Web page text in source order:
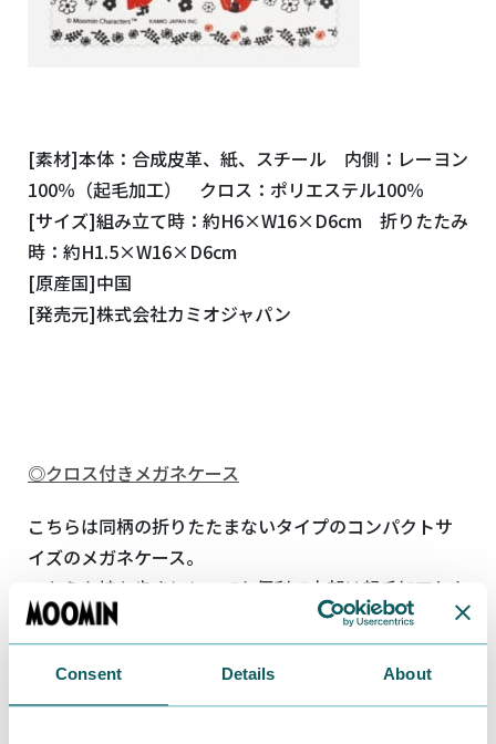
Consent Details About
[素材]本体：合成皮革、紙、スチール 内側：レーヨン
100％（起毛加工） クロス：ポリエステル100％
[サイズ]組み立て時：約H6×W16×D6cm 折りたたみ
時：約H1.5×W16×D6cm
[原産国]中国
[発売元]株式会社カミオジャパン
◎クロス付きメガネケース
こちらは同柄の折りたたまないタイプのコンパクトサ
イズのメガネケース。
こちらも持ち歩きにとっても便利で内部は起毛加工した
柔らかな生地でデリケートなメガネも安心です。
自分に合ったメガネケースを選んでくださいね！